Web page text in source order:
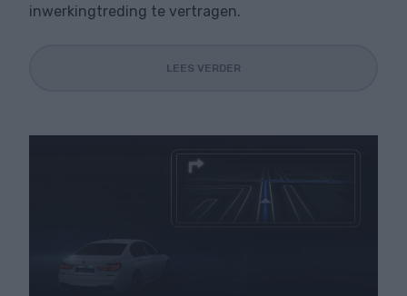
inwerkingtreding te vertragen.
LEES VERDER